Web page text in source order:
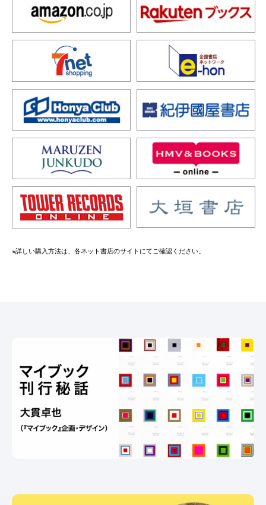
※詳しい購入方法は、各ネット書店のサイトにてご確認ください。